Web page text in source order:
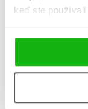
keď ste používali
Nová domáca